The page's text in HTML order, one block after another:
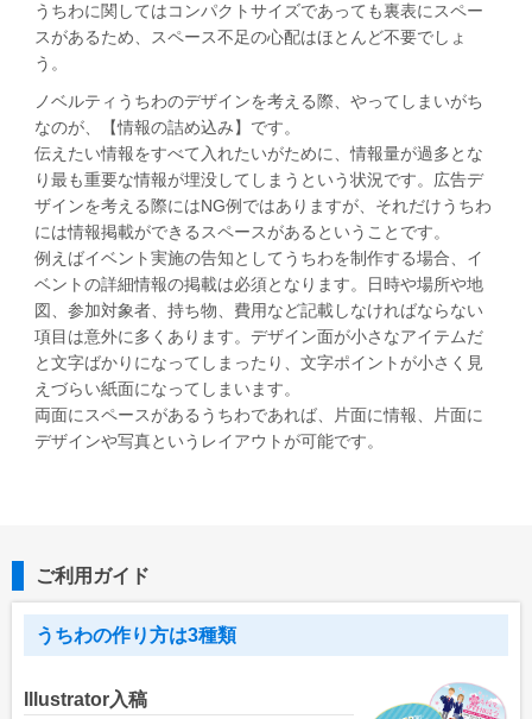
うちわに関してはコンパクトサイズであっても裏表にスペー
スがあるため、スペース不足の心配はほとんど不要でしょ
う。
ノベルティうちわのデザインを考える際、やってしまいがち
なのが、【情報の詰め込み】です。
伝えたい情報をすべて入れたいがために、情報量が過多とな
り最も重要な情報が埋没してしまうという状況です。広告デ
ザインを考える際にはNG例ではありますが、それだけうちわ
には情報掲載ができるスペースがあるということです。
例えばイベント実施の告知としてうちわを制作する場合、イ
ベントの詳細情報の掲載は必須となります。日時や場所や地
図、参加対象者、持ち物、費用など記載しなければならない
項目は意外に多くあります。デザイン面が小さなアイテムだ
と文字ばかりになってしまったり、文字ポイントが小さく見
えづらい紙面になってしまいます。
両面にスペースがあるうちわであれば、片面に情報、片面に
デザインや写真というレイアウトが可能です。
ご利用ガイド
うちわの作り方は3種類
Illustrator入稿